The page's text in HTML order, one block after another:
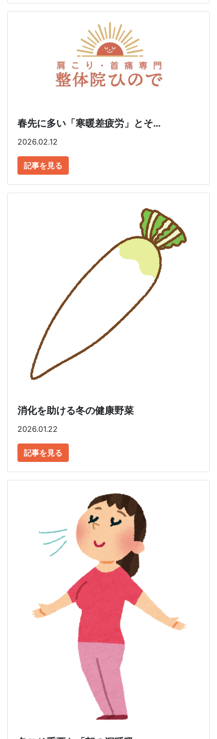
春先に多い「寒暖差疲労」とそ…
2026.02.12
記事を見る
消化を助ける冬の健康野菜
2026.01.22
記事を見る